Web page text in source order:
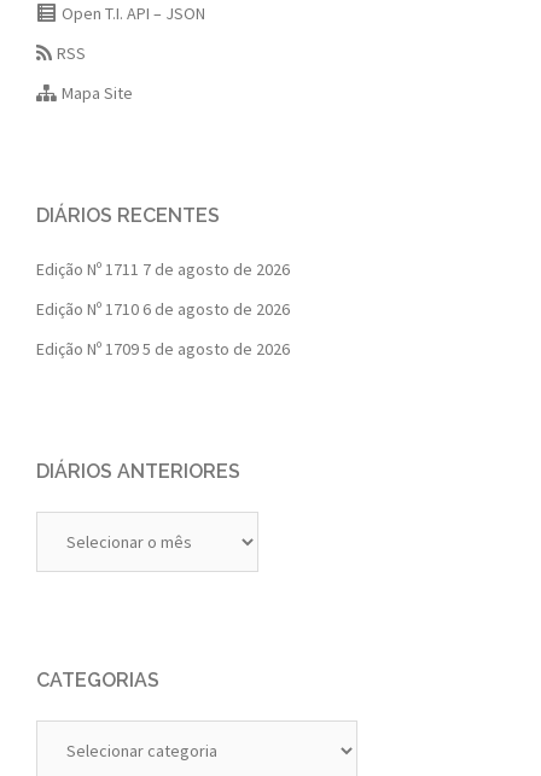
Open T.I. API – JSON
RSS
Mapa Site
DIÁRIOS RECENTES
Edição Nº 1711 7 de agosto de 2026
Edição Nº 1710 6 de agosto de 2026
Edição Nº 17095 de agosto de 2026
DIÁRIOS ANTERIORES
Anteriores
CATEGORIAS